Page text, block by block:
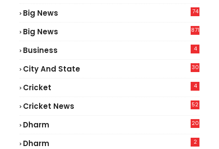
Big News
74
Big News 871
Business 4
City And State 30
Cricket 4
Cricket News
52
Dharm 20
Dharm 2